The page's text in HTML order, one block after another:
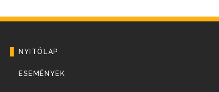
NYITÓLAP
ESEMÉNYEK